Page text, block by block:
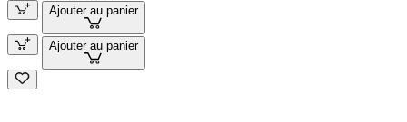
Ajouter au panier
Ajouter au panier